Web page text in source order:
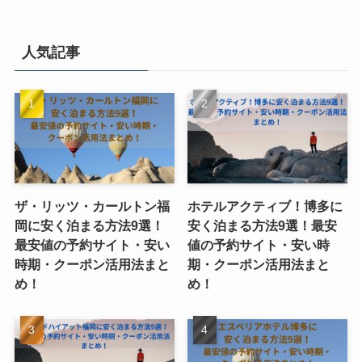
人気記事
ザ・リッツ・カールトン福
岡に安く泊まる方法9選！
最安値の予約サイト・安い
時期・クーポン活用法まと
め！
ホテルアクティブ！博多に
安く泊まる方法9選！最安
値の予約サイト・安い時
期・クーポン活用法まと
め！